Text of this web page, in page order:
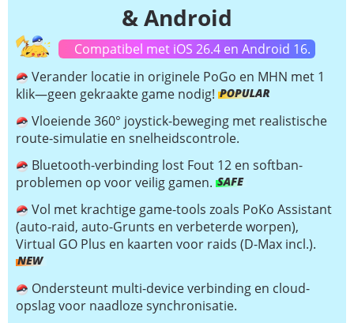
& Android
Compatibel met iOS 26.4 en Android 16.
Verander locatie in originele PoGo en MHN met 1
klik—geen gekraakte game nodig!
Vloeiende 360° joystick-beweging met realistische
route-simulatie en snelheidscontrole.
Bluetooth-verbinding lost Fout 12 en softban-
problemen op voor veilig gamen.
Vol met krachtige game-tools zoals PoKo Assistant
(auto-raid, auto-Grunts en verbeterde worpen),
Virtual GO Plus en kaarten voor raids (D-Max incl.).
Ondersteunt multi-device verbinding en cloud-
opslag voor naadloze synchronisatie.